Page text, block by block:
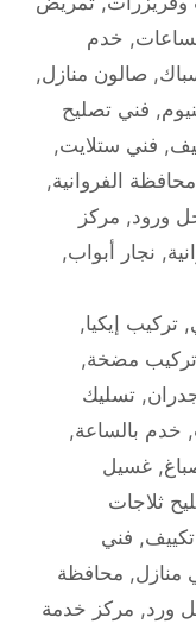
, خدم
, صالون منازل,
, فني تصليح
, فني ستلايت,
محافظة الفروانية,
ورود, مركز
, نجار أبواب,
,تركيب إيكيا,
تركيب مضخة,
, تسليك
, خدم بالساعة,
, غسيل
ثلاجات
, فني
منازل, محافظة
ورد, مركز خدمة